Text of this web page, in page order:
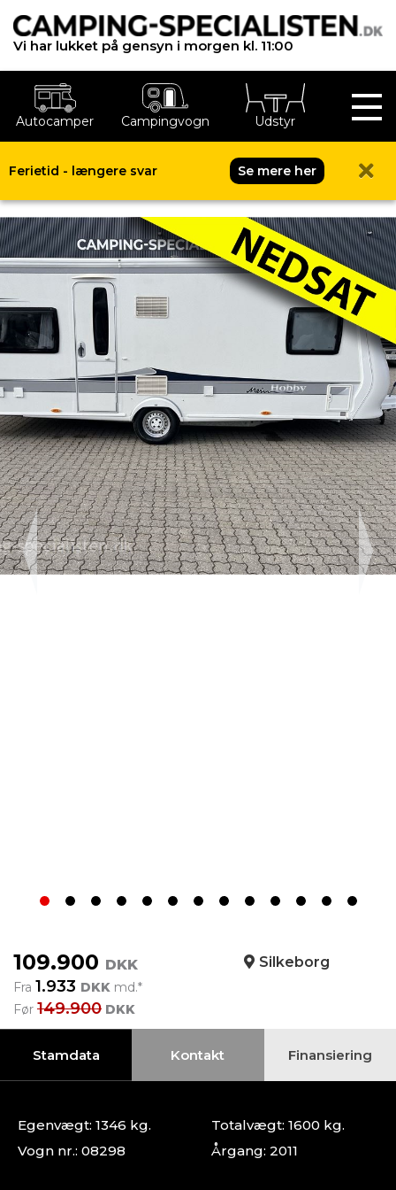
Vi har lukket på gensyn i morgen kl. 11:00
Autocamper Campingvogn Udstyr
Ferietid - længere svar Se mere her
Hobby Excellent 560 CFe
Previous Next
109.900 DKK
Fra 1.933 DKK md.*
Før 149.900 DKK
Silkeborg
Stamdata Kontakt Finansiering
Egenvægt: 1346 kg.
Totalvægt: 1600 kg.
Vogn nr.: 08298
Årgang: 2011